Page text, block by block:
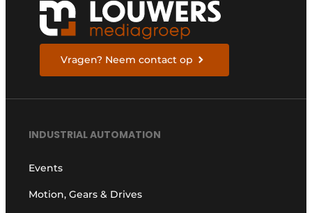
Vragen? Neem contact op
INDUSTRIAL AUTOMATION
Events
Motion, Gears & Drives